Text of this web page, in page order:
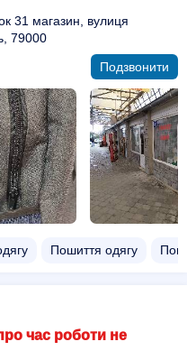
31 магазин, вулиця
79000
Подзвонити
Пошиття одягу
час роботи не